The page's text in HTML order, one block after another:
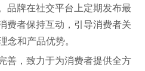
品牌在社交平台上定期发布最
费者保持互动，引导消费者关
念和产品优势。
善，致力于为消费者提供全方